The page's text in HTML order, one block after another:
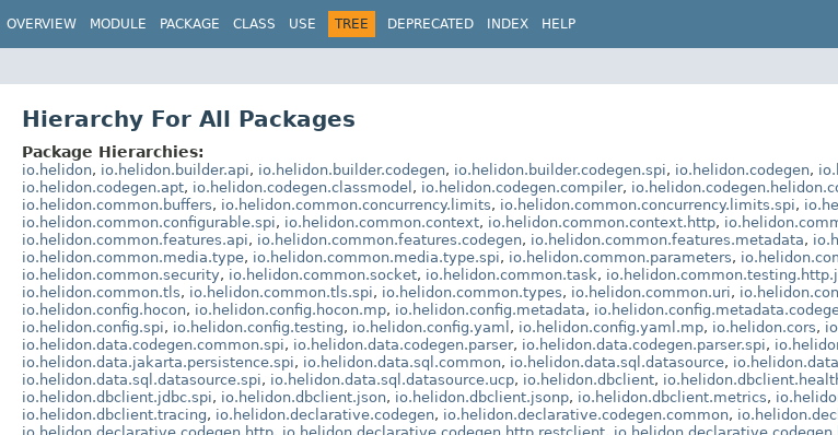
OVERVIEW MODULE PACKAGE CLASS USE TREE DEPRECATED INDEX HELP
Hierarchy For All Packages
Package Hierarchies:
io.helidon, io.helidon.builder.api, io.helidon.builder.codegen, io.helidon.builder.codegen.spi, io.helidon.codegen,
io.helidon.codegen.apt, io.helidon.codegen.classmodel , io.helidon.codegen.compiler,
io.helidon.common.buffers, io.helidon.common.concurrency.limits, io.helidon.common.concurrency.limits.spi,
io.helidon.common.configurable.spi, io.helidon.common.context, io.helidon.common.context.http,
io.helidon.common.features.api, io.helidon.common.features.codegen, io.helidon.common.features.metadata,
io.helidon.common.media.type, io.helidon.common.media.type.spi, io.helidon.common.parameters,
io.helidon.common.security, io.helidon.common.socket, io.helidon.common.task,
io.helidon.common.tls, io.helidon.common.tls.spi, io.helidon.common.types, io.helidon.common.uri,
io.helidon.config.hocon, io.helidon.config.hocon.mp, io.helidon.config.metadata,
io.helidon.config.spi, io.helidon.config.testing, io.helidon.config.yaml , io.helidon.config.yaml.mp, io.helidon.cors,
io.helidon.data.codegen.common.spi, io.helidon.data.codegen.parser, io.helidon.data.codegen.parser.spi,
io.helidon.data.jakarta.persistence.spi, io.helidon.data.sql.common, io.helidon.data.sql.datasource,
io.helidon.data.sql.datasource.spi, io.helidon.data.sql.datasource.ucp, io.helidon.dbclient,
io.helidon.dbclient.jdbc.spi, io.helidon.dbclient.json, io.helidon.dbclient.jsonp, io.helidon.dbclient.metrics,
io.helidon.dbclient.tracing, io.helidon.declarative.codegen, io.helidon.declarative.codegen.common,